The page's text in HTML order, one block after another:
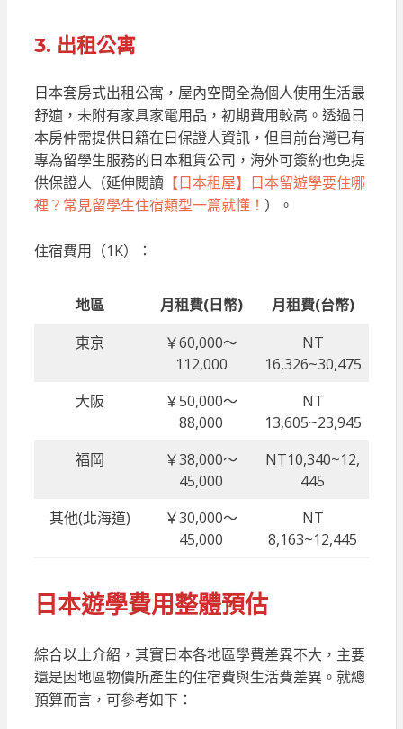
3. 出租公寓
日本套房式出租公寓，屋內空間全為個人使用生活最
舒適，未附有家具家電用品，初期費用較高。透過日
本房仲需提供日籍在日保證人資訊，但目前台灣已有
專為留學生服務的日本租賃公司，海外可簽約也免提
供保證人（延伸閱讀 【日本租屋】日本留遊學要住哪
裡？常見留學生住宿類型一篇就懂！ ）。
住宿費用（1K）：
地區 月租費(日幣)
月租費(台幣)
東京
￥60,000～
112,000
NT
16,326~30,475
大阪
￥50,000～
88,000
NT
13,605~23,945
福岡
￥38,000～
45,000
NT10,340~12,
445
其他(北海道)
￥30,000～
45,000
NT
8,163~12,445
日本遊學費用整體預估
綜合以上介紹，其實日本各地區學費差異不大，主要
還是因地區物價所產生的住宿費與生活費差異。就總
預算而言，可參考如下：